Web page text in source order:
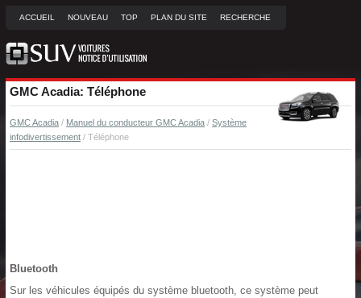
ACCUEIL NOUVEAU TOP PLAN DU SITE RECHERCHE
GMC Acadia: Téléphone
GMC Acadia / Manuel du conducteur GMC Acadia / Système
infodivertissement / Téléphone
Bluetooth
Sur les véhicules équipés du système bluetooth, ce système peut